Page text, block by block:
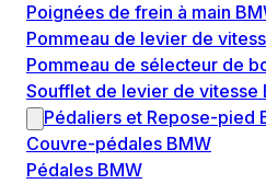
Poignées de frein à main
Pommeau de levier de
Pommeau de sélecteur de
Soufflet de levier de vitesse
Pédaliers et Repose-pied
Couvre-pédales BMW
Pédales BMW